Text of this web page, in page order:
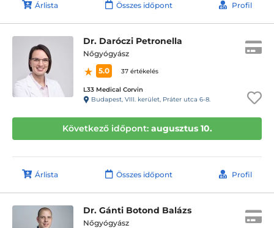
Árlista Összes időpont Profil
Dr. Daróczi Petronella
Nőgyógyász
5.0
37 értékelés
L33 Medical Corvin
Budapest, VIII. kerület, Práter utca 6-8.
Következő időpont: augusztus 10.
Árlista Összes időpont Profil
Dr. Gánti Botond Balázs
Nőgyógyász